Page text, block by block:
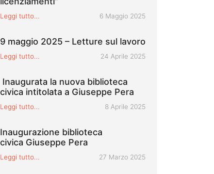
Leggi tutto... Pubblicato il
6 Maggio 2025
9 maggio 2025 – Letture sul lavoro
Leggi tutto... Pubblicato il
24 Aprile 2025
Inaugurata la nuova biblioteca
civica intitolata a Giuseppe Pera
Leggi tutto... Pubblicato il
8 Aprile 2025
Inaugurazione biblioteca
civica Giuseppe Pera
Leggi tutto... Pubblicato il
27 Marzo 2025